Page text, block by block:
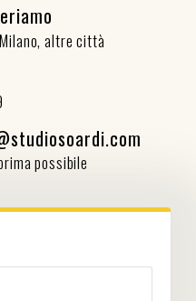
altre città
possibile